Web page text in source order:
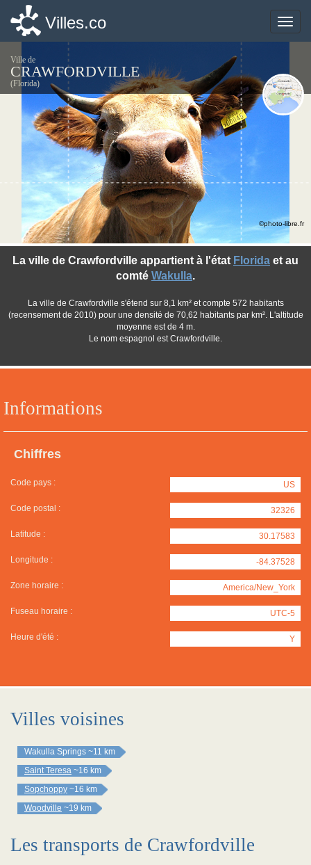
Toggle
Villes.co
Ville de
CRAWFORDVILLE
(Florida)
Informations
Chiffres
Code pays : US
Code postal : 32326
Latitude : 30.17583
Longitude : -84.37528
Zone horaire : America/New_York
Fuseau horaire : UTC-5
Heure d'été : Y
La ville de Crawfordville appartient à l'état Florida et au
comté Wakulla.
La ville de Crawfordville s'étend sur 8,1 km² et compte 572 habitants
(recensement de 2010) pour une densité de 70,62 habitants par km². L'altitude
moyenne est de 4 m.
Le nom espagnol est Crawfordville.
©photo-libre.fr
Villes voisines
Wakulla Springs ~11 km
Saint Teresa ~16 km
Sopchoppy ~16 km
Woodville ~19 km
Les transports de Crawfordville
Toggle
Villes.co